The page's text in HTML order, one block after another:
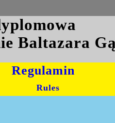
Baltazara
Regulamin
Rules